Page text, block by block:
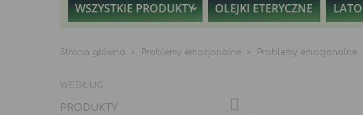
WSZYSTKIE PRODUKTY OLEJKI ETERYCZNE LATO
Strona główna Problemy emocjonalne Problemy emocjonalne
WEDŁUG
PRODUKTY 